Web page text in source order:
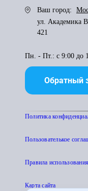
Ваш город:
ул. Академика
421
Пн. - Пт.: с 9:00 до
Обратный
Политика
Пользователькое
Правила
Карта сайта